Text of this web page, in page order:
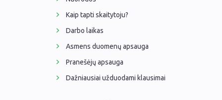
Kaip tapti skaitytoju?
Darbo laikas
Asmens duomenų apsauga
Pranešėjų apsauga
Dažniausiai užduodami klausimai